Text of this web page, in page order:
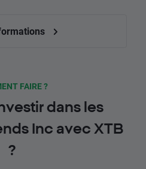
FAIRE ?
dans les
Inc avec XTB
?